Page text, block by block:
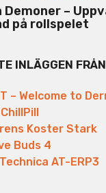
Demoner –
på rollspelet
INLÄGGEN
– Welcome to
Koster Stark
Buds 4
AT-ERP3